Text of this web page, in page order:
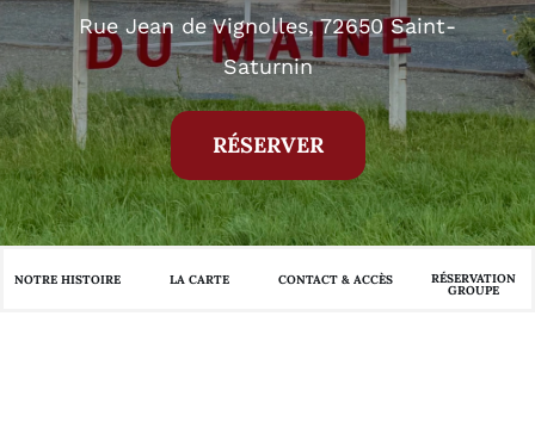
Rue Jean de Vignolles, 72650 Saint-
Saturnin
RÉSERVER
NOTRE HISTOIRE LA CARTE CONTACT & ACCÈS RÉSERVATION
GROUPE